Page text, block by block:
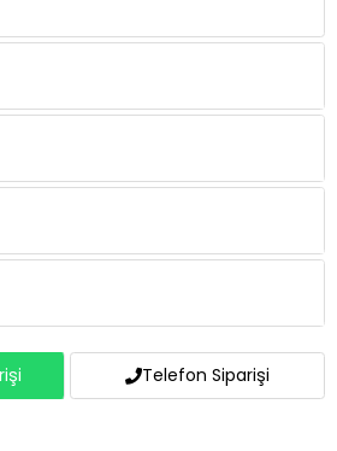
Telefon Siparişi